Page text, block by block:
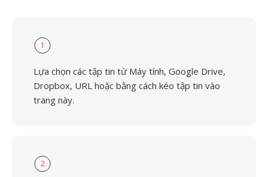
1
Lựa chọn các tập tin từ Máy tính, Google Drive,
Dropbox, URL hoặc bằng cách kéo tập tin vào
trang này.
2